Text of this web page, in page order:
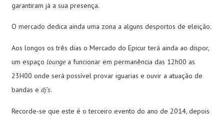
garantiram já a sua presença.
O mercado dedica ainda uma zona a alguns desportos de eleição.
Aos longos os três dias o Mercado do Epicur terá ainda ao dispor,
um espaço loungea funcionar em permanência das 12h00 as
23H00 onde será possível provar iguarias e ouvir a atuação de
bandas e dj’s.
Recorde-se que este é o terceiro evento do ano de 2014, depois